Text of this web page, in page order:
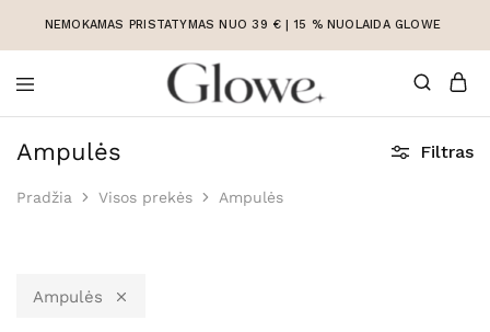
NEMOKAMAS PRISTATYMAS NUO 39 € | 15 % NUOLAIDA GLOWE
Korėjietiška
Korėjietiška
internetu
Ampulės
Pradžia Visos prekės Ampulės
Filtras
Ampulės